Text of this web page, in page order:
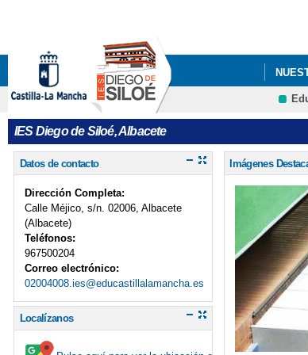
IES Diego de Siloé, Albacete
Datos de contacto
Dirección Completa:
Calle Méjico, s/n. 02006, Albacete
(Albacete)
Teléfonos:
967500204
Correo electrónico:
02004008.ies@educastillalamancha.es
Localízanos
Imágenes